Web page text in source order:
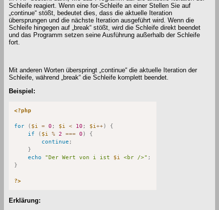
Schleife reagiert. Wenn eine for-Schleife an einer Stellen Sie auf
„continue“ stößt, bedeutet dies, dass die aktuelle Iteration
übersprungen und die nächste Iteration ausgeführt wird. Wenn die
Schleife hingegen auf „break“ stößt, wird die Schleife direkt beendet
und das Programm setzen seine Ausführung außerhalb der Schleife
fort.
Mit anderen Worten überspringt „continue“ die aktuelle Iteration der
Schleife, während „break“ die Schleife komplett beendet.
Beispiel:
<?php
for ( $i = 0 ; $i < 10 ; $i ++)
{
if
( $i % 2 === 0 )
{
continue ;
}
echo
"Der Wert von i ist $i <br />" ;
}
?>
Erklärung: